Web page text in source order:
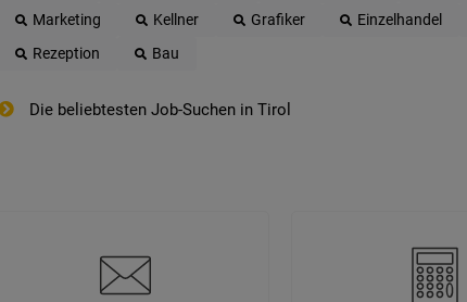
Marketing
Kellner Grafiker Einzelhandel
Rezeption
Bau
Die beliebtesten Job-Suchen in Tirol